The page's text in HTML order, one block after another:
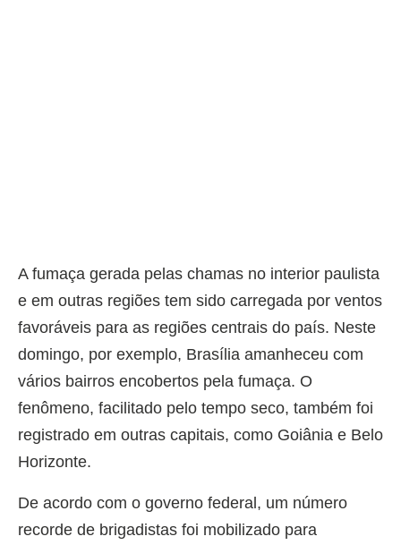
A fumaça gerada pelas chamas no interior paulista
e em outras regiões tem sido carregada por ventos
favoráveis para as regiões centrais do país. Neste
domingo, por exemplo, Brasília amanheceu com
vários bairros encobertos pela fumaça. O
fenômeno, facilitado pelo tempo seco, também foi
registrado em outras capitais, como Goiânia e Belo
Horizonte.
De acordo com o governo federal, um número
recorde de brigadistas foi mobilizado para